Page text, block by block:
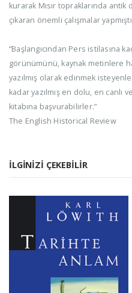
kurarak Mısır topraklarında
çıkaran önemli çalışmalar
“Başlangıcından Pers istilasına
görünümünü, kaynak metinlere
yazılmış olarak edinmek
kadar yazılmış en dolu, en canlı
kitabına başvurabilirler.”
The English Historical Review
İLGINIZI ÇEKEBILIR